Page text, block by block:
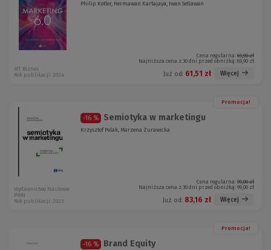
Philip Kotler, Hermawan Kartajaya, Iwan Setiawan
Cena regularna: 69,90 zł
Najniższa cena z 30 dni przed obniżką: 69,90 zł
Już od: 61,51 zł Więcej
MT Biznes
Rok publikacji: 2024
Promocja!
-16 % Semiotyka w marketingu
Krzysztof Polak, Marzena Żurawicka
Cena regularna: 99,00 zł
Najniższa cena z 30 dni przed obniżką: 99,00 zł
Już od: 83,16 zł Więcej
Wydawnictwo Naukowe
PWN
Rok publikacji: 2023
Promocja!
-16 % Brand Equity